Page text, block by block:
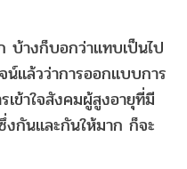
บ้างก็บอกว่าแทบเป็นไป
น์แล้วว่าการออกแบบการ
เข้าใจสังคมผู้สูงอายุที่มี
งกันและกันให้มาก ก็จะ